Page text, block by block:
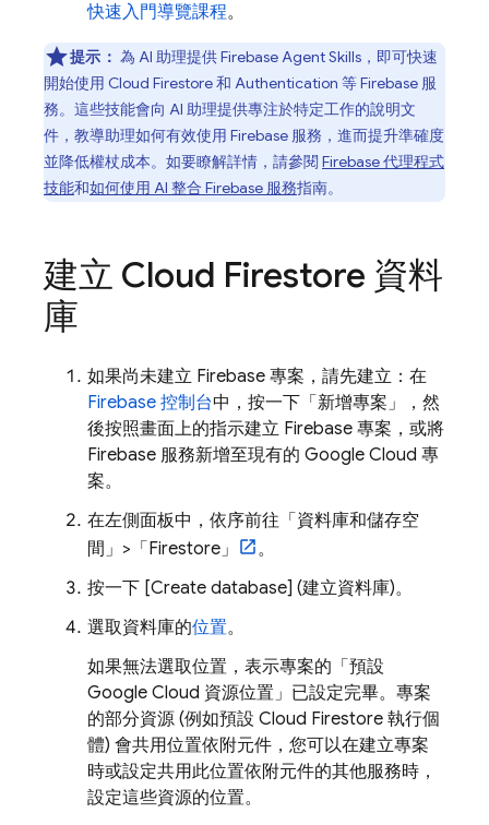
快速入門導覽課程。
提示： 為 AI 助理提供 Firebase Agent Skills，即可快速
開始使用 Cloud Firestore和 Authentication 等 Firebase 服
務。這些技能會向 AI 助理提供專注於特定工作的說明文
件，教導助理如何有效使用 Firebase 服務，進而提升準確度
並降低權杖成本。如要瞭解詳情，請參閱 Firebase 代理程式
技能和如何使用 AI 整合 Firebase 服務指南。
建立 Cloud Firestore 資料
庫
如果尚未建立 Firebase 專案，請先建立：在
Firebase 控制台中，按一下「新增專案」
，然
後按照畫面上的指示建立 Firebase 專案，或將
Firebase 服務新增至現有的 Google Cloud 專
案。
在左側面板中，依序前往「資料庫和儲存空
間」 >「Firestore」
。
按一下 [Create database] (建立資料庫)。
選取資料庫的位置。
如果無法選取位置，表示專案的「預設
Google Cloud 資源位置」 已設定完畢。專案
的部分資源 (例如預設 Cloud Firestore 執行個
體) 會共用位置依附元件，您可以在建立專案
時或設定共用此位置依附元件的其他服務時，
設定這些資源的位置。